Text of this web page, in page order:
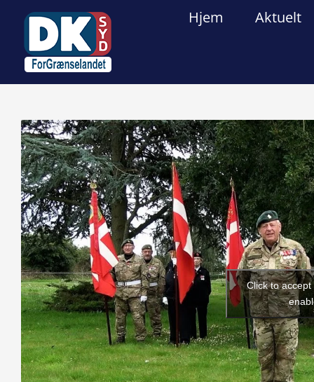
content
Hjem Aktuelt
View
Larger
Image
Click to